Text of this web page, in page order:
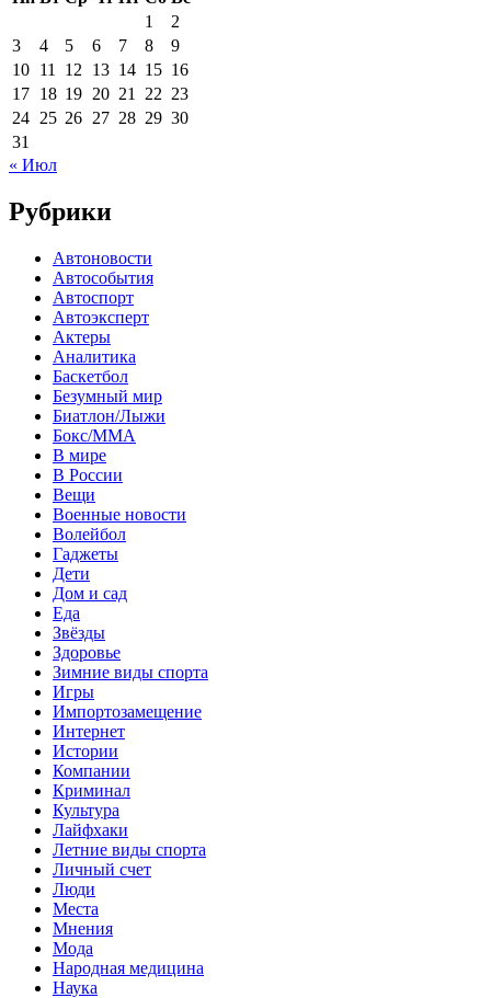
1
2
3
4 5 6 7 8
9
10 11 12 13 14 15 16
17 18 19 20 21 22 23
24 25 26 27 28 29 30
31
« Июл
Рубрики
Автоновости
Автособытия
Автоспорт
Автоэксперт
Актеры
Аналитика
Баскетбол
Безумный мир
Биатлон/Лыжи
Бокс/MMA
В мире
В России
Вещи
Военные новости
Волейбол
Гаджеты
Дети
Дом и сад
Еда
Звёзды
Здоровье
Зимние виды спорта
Игры
Импортозамещение
Интернет
Истории
Компании
Криминал
Культура
Лайфхаки
Летние виды спорта
Личный счет
Люди
Места
Мнения
Мода
Народная медицина
Наука